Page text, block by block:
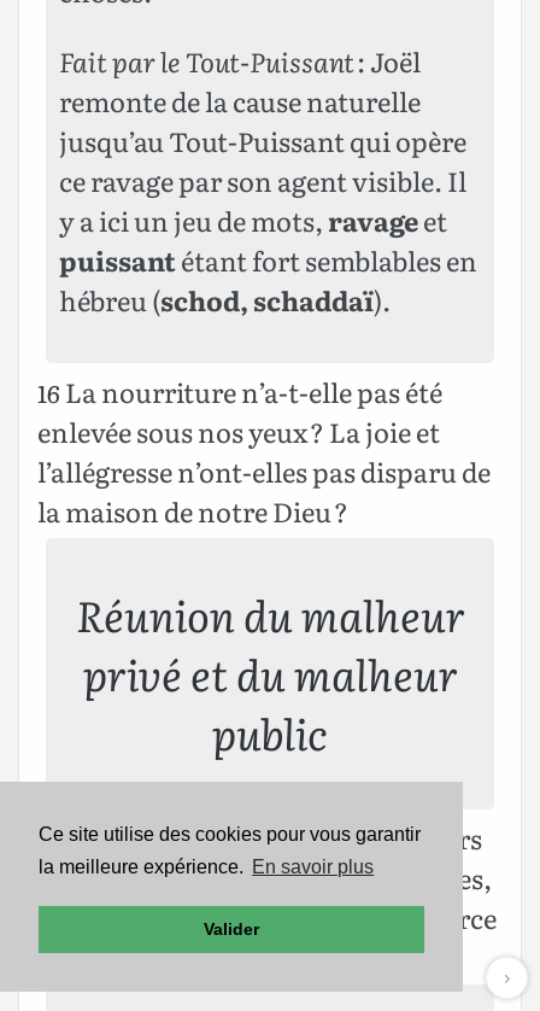
Ce site utilise des cookies pour vous garantir
la meilleure expérience. En savoir plus
Valider
Fait par le Tout-Puissant: Joël
remonte de la cause naturelle
jusqu’au Tout-Puissant qui opère
ce ravage par son agent visible. Il
y a ici un jeu de mots,ravageet
puissantétant fort semblables en
hébreu (schod, schaddaï).
16 La nourriture n’a-t-elle pas été
enlevée sous nos yeux ? La joie et
l’allégresse n’ont-elles pas disparu de
la maison de notre Dieu ?
Réunion du malheur
privé et du malheur
public
17Les semences ont séché sous leurs
mottes, les provisions sont épuisées,
les greniers tombent en ruines, parce
que le blé est misérable.